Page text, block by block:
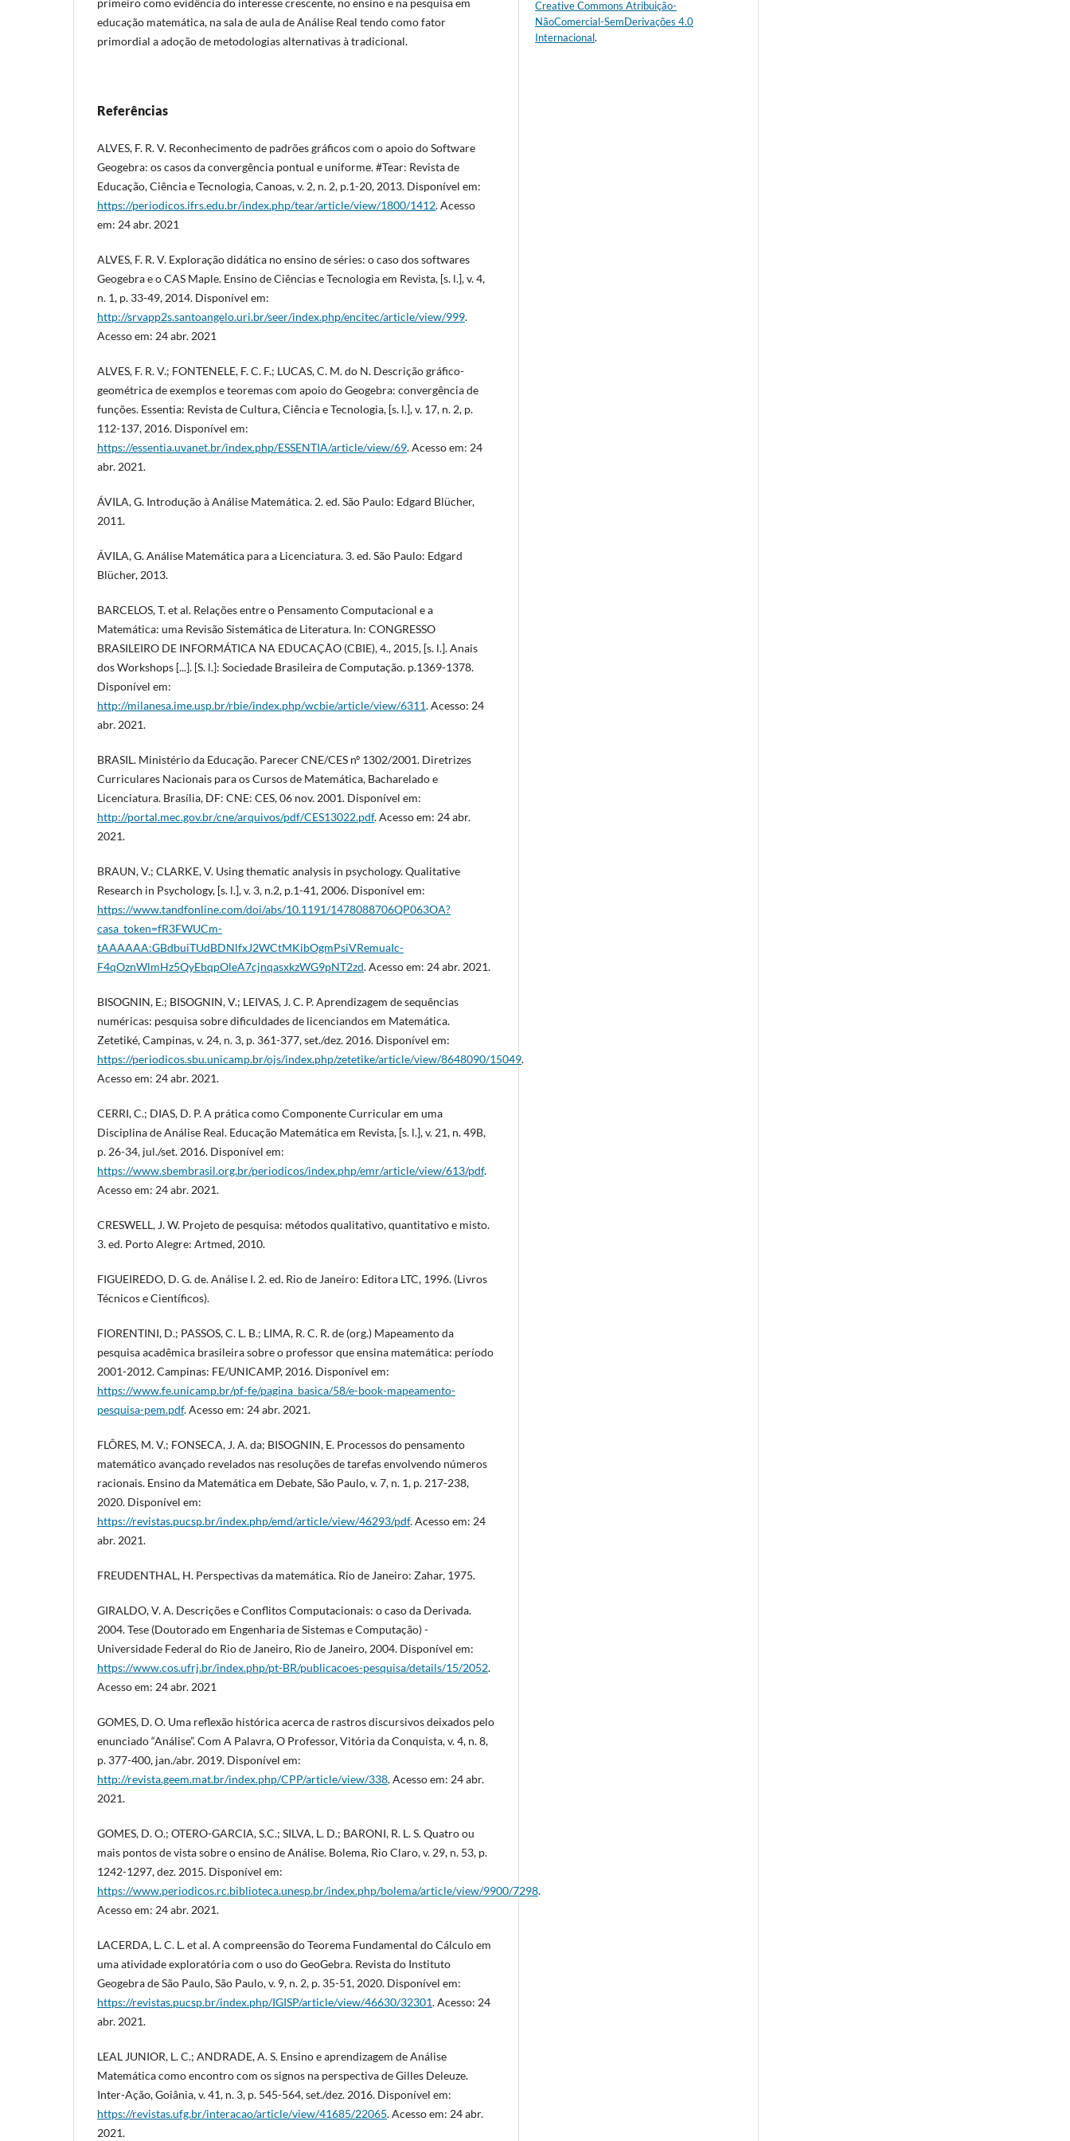
educação matemática, na sala de aula de Análise Real tendo como fator
primordial a adoção de metodologias alternativas à tradicional.
Referências
ALVES, F. R. V. Reconhecimento de padrões gráficos com o apoio do Software
Geogebra: os casos da convergência pontual e uniforme. #Tear: Revista de
Educação, Ciência e Tecnologia, Canoas, v. 2, n. 2, p.1-20, 2013. Disponível em:
https://periodicos.ifrs.edu.br/index.php/tear/article/view/1800/1412. Acesso
em: 24 abr. 2021
ALVES, F. R. V. Exploração didática no ensino de séries: o caso dos softwares
Geogebra e o CAS Maple. Ensino de Ciências e Tecnologia em Revista, [s. l.], v. 4,
n. 1, p. 33-49, 2014. Disponível em:
http://srvapp2s.santoangelo.uri.br/seer/index.php/encitec/article/view/999.
Acesso em: 24 abr. 2021
ALVES, F. R. V.; FONTENELE, F. C. F.; LUCAS, C. M. do N. Descrição gráfico-
geométrica de exemplos e teoremas com apoio do Geogebra: convergência de
funções. Essentia: Revista de Cultura, Ciência e Tecnologia, [s. l.], v. 17, n. 2, p.
112-137, 2016. Disponível em:
https://essentia.uvanet.br/index.php/ESSENTIA/article/view/69. Acesso em: 24
abr. 2021.
ÁVILA, G. Introdução à Análise Matemática. 2. ed. São Paulo: Edgard Blücher,
2011.
ÁVILA, G. Análise Matemática para a Licenciatura. 3. ed. São Paulo: Edgard
Blücher, 2013.
BARCELOS, T. et al. Relações entre o Pensamento Computacional e a
Matemática: uma Revisão Sistemática de Literatura. In: CONGRESSO
BRASILEIRO DE INFORMÁTICA NA EDUCAÇÃO (CBIE), 4., 2015, [s. l.]. Anais
dos Workshops [...]. [S. l.]: Sociedade Brasileira de Computação. p.1369-1378.
Disponível em:
http://milanesa.ime.usp.br/rbie/index.php/wcbie/article/view/6311. Acesso: 24
abr. 2021.
BRASIL. Ministério da Educação. Parecer CNE/CES nº 1302/2001. Diretrizes
Curriculares Nacionais para os Cursos de Matemática, Bacharelado e
Licenciatura. Brasília, DF: CNE: CES, 06 nov. 2001. Disponível em:
http://portal.mec.gov.br/cne/arquivos/pdf/CES13022.pdf. Acesso em: 24 abr.
2021.
BRAUN, V.; CLARKE, V. Using thematic analysis in psychology. Qualitative
Research in Psychology, [s. l.], v. 3, n.2, p.1-41, 2006. Disponível em:
https://www.tandfonline.com/doi/abs/10.1191/1478088706QP063OA?
casa_token=fR3FWUCm-
tAAAAAA:GBdbuiTUdBDNlfxJ2WCtMKibOgmPsiVRemuaIc-
F4qOznWlmHz5QyEbqpOleA7cjnqasxkzWG9pNT2zd. Acesso em: 24 abr. 2021.
BISOGNIN, E.; BISOGNIN, V.; LEIVAS, J. C. P. Aprendizagem de sequências
numéricas: pesquisa sobre dificuldades de licenciandos em Matemática.
Zetetiké, Campinas, v. 24, n. 3, p. 361-377, set./dez. 2016. Disponível em:
https://periodicos.sbu.unicamp.br/ojs/index.php/zetetike/article/view/8648090/15049.
Acesso em: 24 abr. 2021.
CERRI, C.; DIAS, D. P. A prática como Componente Curricular em uma
Disciplina de Análise Real. Educação Matemática em Revista, [s. l.], v. 21, n. 49B,
p. 26-34, jul./set. 2016. Disponível em:
https://www.sbembrasil.org.br/periodicos/index.php/emr/article/view/613/pdf.
Acesso em: 24 abr. 2021.
CRESWELL, J. W. Projeto de pesquisa: métodos qualitativo, quantitativo e misto.
3. ed. Porto Alegre: Artmed, 2010.
FIGUEIREDO, D. G. de. Análise I. 2. ed. Rio de Janeiro: Editora LTC, 1996. (Livros
Técnicos e Científicos).
FIORENTINI, D.; PASSOS, C. L. B.; LIMA, R. C. R. de (org.) Mapeamento da
pesquisa acadêmica brasileira sobre o professor que ensina matemática: período
2001-2012. Campinas: FE/UNICAMP, 2016. Disponível em:
https://www.fe.unicamp.br/pf-fe/pagina_basica/58/e-book-mapeamento-
pesquisa-pem.pdf. Acesso em: 24 abr. 2021.
FLÔRES, M. V.; FONSECA, J. A. da; BISOGNIN, E. Processos do pensamento
matemático avançado revelados nas resoluções de tarefas envolvendo números
racionais. Ensino da Matemática em Debate, São Paulo, v. 7, n. 1, p. 217-238,
2020. Disponível em:
https://revistas.pucsp.br/index.php/emd/article/view/46293/pdf. Acesso em: 24
abr. 2021.
FREUDENTHAL, H. Perspectivas da matemática. Rio de Janeiro: Zahar, 1975.
GIRALDO, V. A. Descrições e Conflitos Computacionais: o caso da Derivada.
2004. Tese (Doutorado em Engenharia de Sistemas e Computação) -
Universidade Federal do Rio de Janeiro, Rio de Janeiro, 2004. Disponível em:
https://www.cos.ufrj.br/index.php/pt-BR/publicacoes-pesquisa/details/15/2052.
Acesso em: 24 abr. 2021
GOMES, D. O. Uma reflexão histórica acerca de rastros discursivos deixados pelo
enunciado “Análise”. Com A Palavra, O Professor, Vitória da Conquista, v. 4, n. 8,
p. 377-400, jan./abr. 2019. Disponível em:
http://revista.geem.mat.br/index.php/CPP/article/view/338. Acesso em: 24 abr.
2021.
GOMES, D. O.; OTERO-GARCIA, S.C.; SILVA, L. D.; BARONI, R. L. S. Quatro ou
mais pontos de vista sobre o ensino de Análise. Bolema, Rio Claro, v. 29, n. 53, p.
1242-1297, dez. 2015. Disponível em:
https://www.periodicos.rc.biblioteca.unesp.br/index.php/bolema/article/view/9900/7298.
Acesso em: 24 abr. 2021.
LACERDA, L. C. L. et al. A compreensão do Teorema Fundamental do Cálculo em
uma atividade exploratória com o uso do GeoGebra. Revista do Instituto
Geogebra de São Paulo, São Paulo, v. 9, n. 2, p. 35-51, 2020. Disponível em:
https://revistas.pucsp.br/index.php/IGISP/article/view/46630/32301. Acesso: 24
abr. 2021.
LEAL JUNIOR, L. C.; ANDRADE, A. S. Ensino e aprendizagem de Análise
Matemática como encontro com os signos na perspectiva de Gilles Deleuze.
Inter-Ação, Goiânia, v. 41, n. 3, p. 545-564, set./dez. 2016. Disponível em:
https://revistas.ufg.br/interacao/article/view/41685/22065. Acesso em: 24 abr.
2021.
Creative Commons Atribuição-
NãoComercial-SemDerivações 4.0
Internacional.